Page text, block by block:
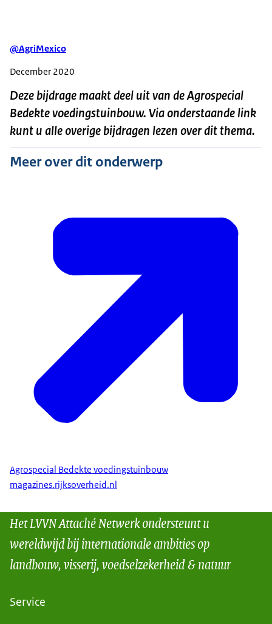
@AgriMexico
December 2020
Deze bijdrage maakt deel uit van de Agrospecial
Bedekte voedingstuinbouw. Via onderstaande link
kunt u alle overige bijdragen lezen over dit thema.
Meer over dit onderwerp
Agrospecial Bedekte voedingstuinbouw
magazines.rijksoverheid.nl
Het LVVN Attaché Netwerk ondersteunt u
wereldwijd bij internationale ambities op
landbouw, visserij, voedselzekerheid & natuur
Service